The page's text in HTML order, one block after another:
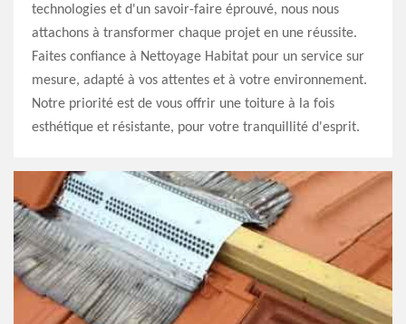
technologies et d'un savoir-faire éprouvé, nous nous
attachons à transformer chaque projet en une réussite.
Faites confiance à Nettoyage Habitat pour un service sur
mesure, adapté à vos attentes et à votre environnement.
Notre priorité est de vous offrir une toiture à la fois
esthétique et résistante, pour votre tranquillité d'esprit.